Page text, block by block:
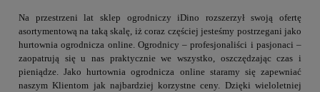
Na przestrzeni lat sklep ogrodniczy iDino rozszerzył swoją ofertę
asortymentową na taką skalę, iż coraz częściej jesteśmy postrzegani jako
hurtownia ogrodnicza online. Ogrodnicy – profesjonaliści i pasjonaci –
zaopatrują się u nas praktycznie we wszystko, oszczędzając czas i
pieniądze. Jako hurtownia ogrodnicza online staramy się zapewniać
naszym Klientom jak najbardziej korzystne ceny. Dzięki wieloletniej